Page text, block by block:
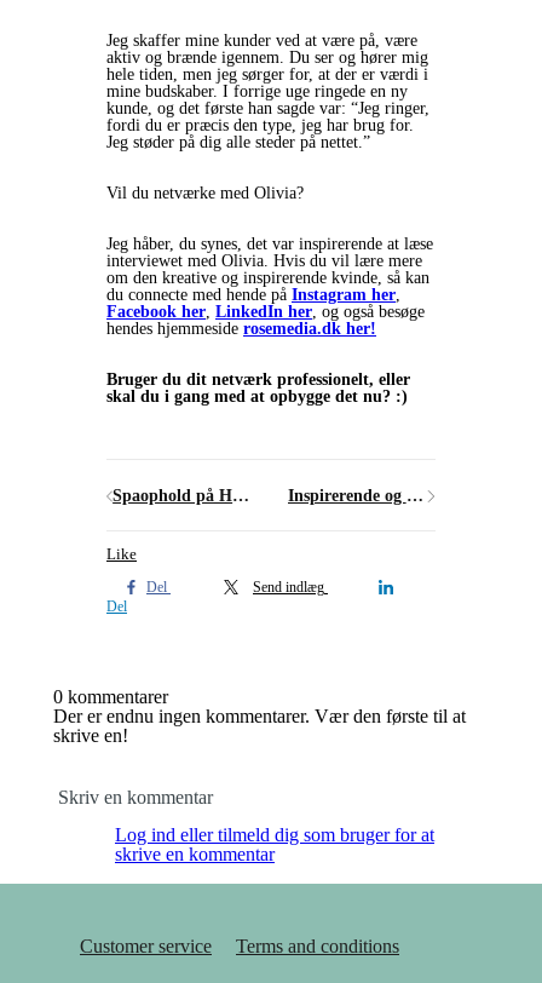
Jeg skaffer mine kunder ved at være på, være
aktiv og brænde igennem. Du ser og hører mig
hele tiden, men jeg sørger for, at der er værdi i
mine budskaber. I forrige uge ringede en ny
kunde, og det første han sagde var: “Jeg ringer,
fordi du er præcis den type, jeg har brug for.
Jeg støder på dig alle steder på nettet.”
Vil du netværke med Olivia?
Jeg håber, du synes, det var inspirerende at læse
interviewet med Olivia. Hvis du vil lære mere
om den kreative og inspirerende kvinde, så kan
du connecte med hende på Instagram her,
Facebook her, LinkedIn her, og også besøge
hendes hjemmeside rosemedia.dk her!
Bruger du dit netværk professionelt, eller
skal du i gang med at opbygge det nu? :)
Spaophold på Hotel Rusthållargården ved Kullen - Overnatning uden barn Inspirerende og billige coworking steder i København
Like
Del
Send indlæg
Del
0 kommentarer
Der er endnu ingen kommentarer. Vær den første til at
skrive en!
Skriv en kommentar
Log ind eller tilmeld dig som bruger for at
skrive en kommentar
Customer service Terms and conditions